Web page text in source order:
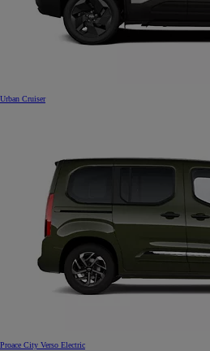
Urban Cruiser
Proace City Verso Electric